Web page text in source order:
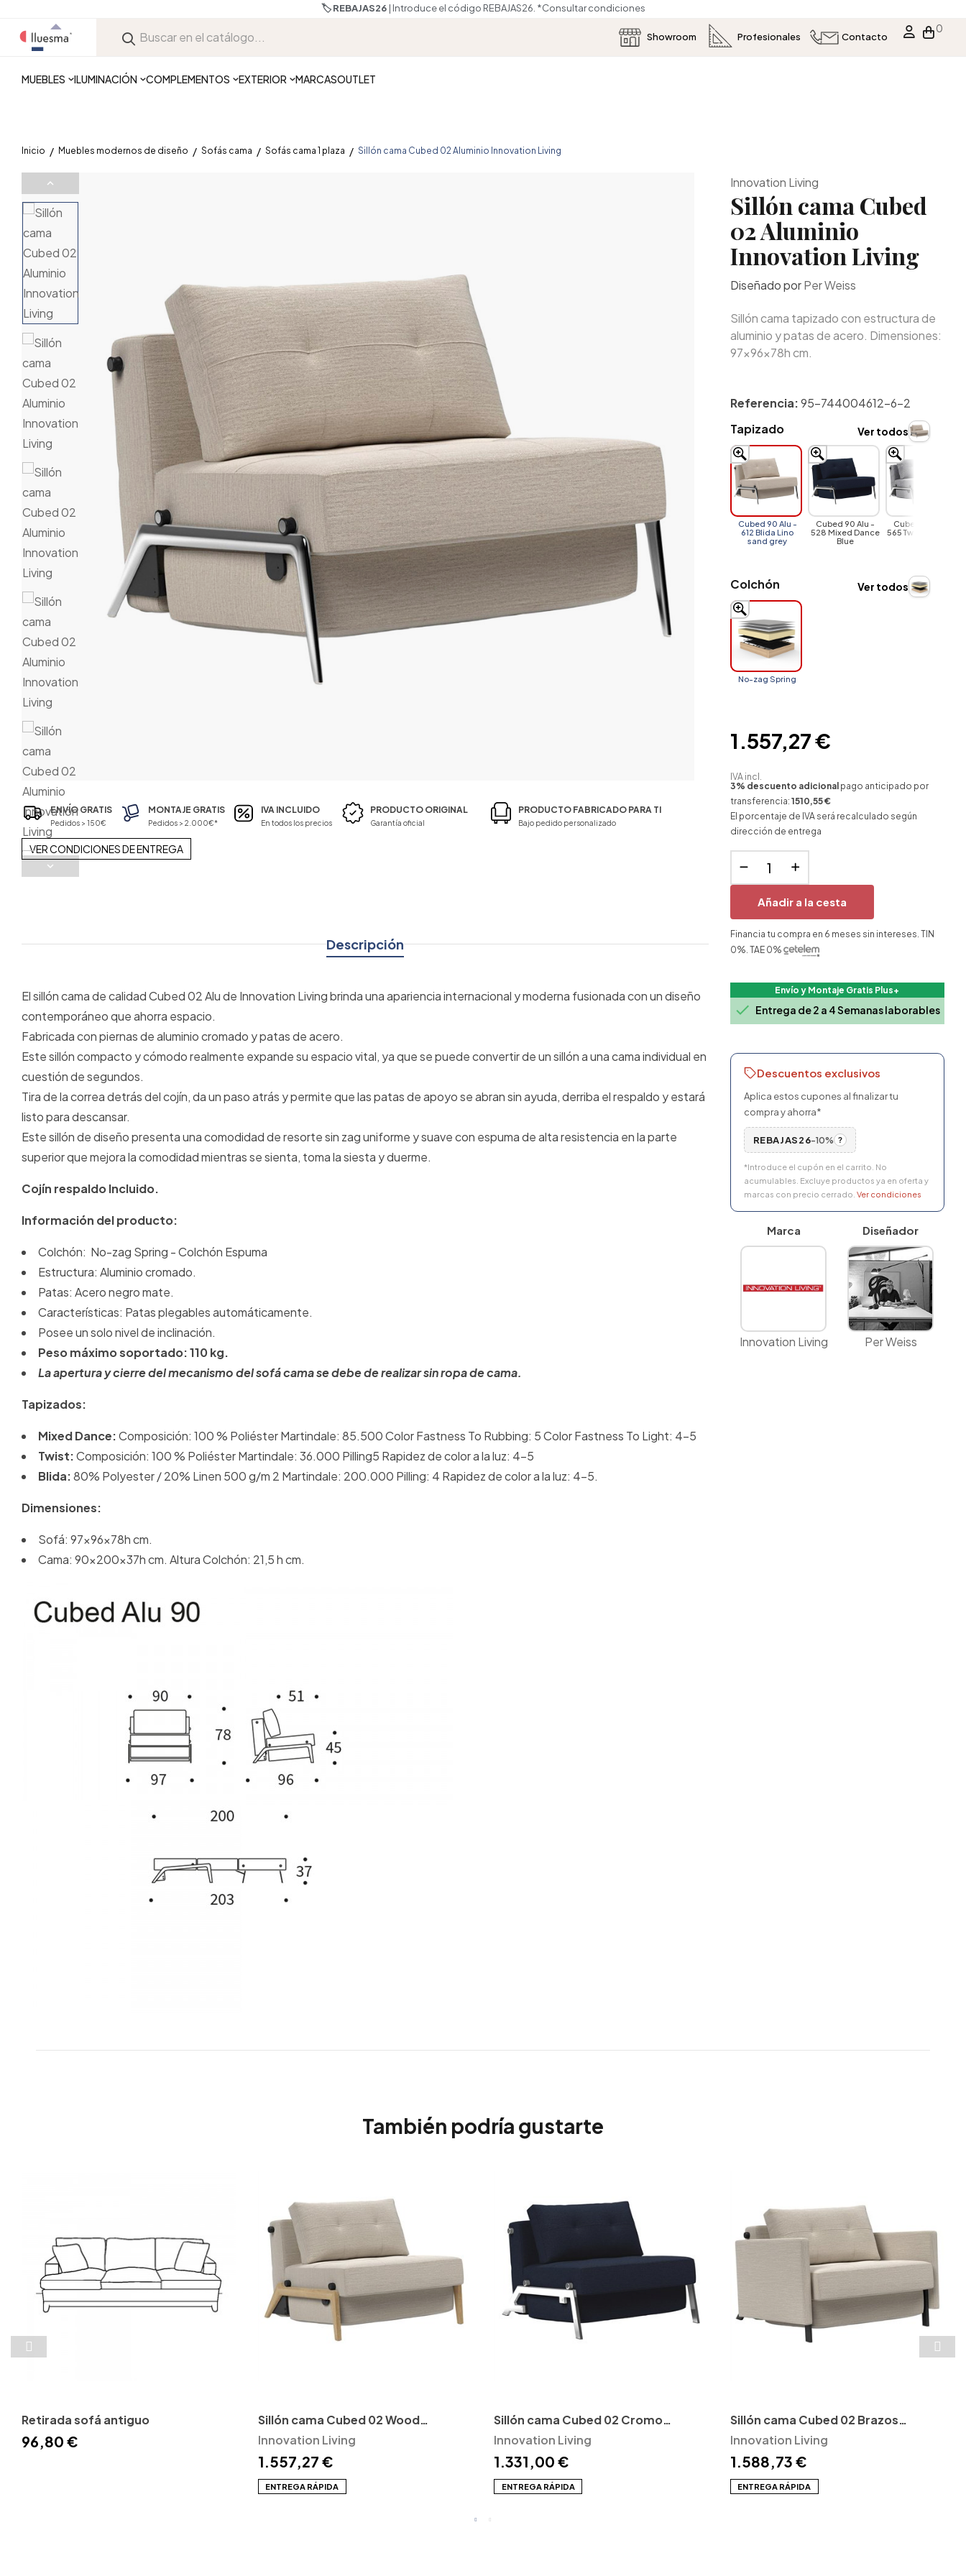
🏷️ REBAJAS26| Introduce el código REBAJAS26. *Consultar condiciones
Showroom Profesionales Contacto
0
MUEBLES ILUMINACIÓN COMPLEMENTOS EXTERIOR MARCASOUTLET
Inicio Muebles modernos de diseño Sofás cama Sofás cama 1 plaza Sillón cama Cubed 02 Aluminio Innovation Living
ENVÍO GRATIS
Pedidos > 150€
MONTAJE GRATIS
Pedidos > 2.000€*
IVA INCLUIDO
En todos los precios
PRODUCTO ORIGINAL
Garantía oficial
PRODUCTO FABRICADO PARA TI
Bajo pedido personalizado
VER CONDICIONES DE ENTREGA
Descripción
El sillón cama de calidad Cubed 02 Alu de Innovation Living brinda una apariencia internacional y moderna fusionada con un diseño
contemporáneo que ahorra espacio.
Fabricada con piernas de aluminio cromado y patas de acero.
Este sillón compacto y cómodo realmente expande su espacio vital, ya que se puede convertir de un sillón a una cama individual en
cuestión de segundos.
Tira de la correa detrás del cojín, da un paso atrás y permite que las patas de apoyo se abran sin ayuda, derriba el respaldo y estará
listo para descansar.
Este sillón de diseño presenta una comodidad de resorte sin zag uniforme y suave con espuma de alta resistencia en la parte
superior que mejora la comodidad mientras se sienta, toma la siesta y duerme.
Cojín respaldo Incluido.
Información del producto:
Colchón: No-zag Spring - Colchón Espuma
Estructura: Aluminio cromado.
Patas: Acero negro mate.
Características: Patas plegables automáticamente.
Posee un solo nivel de inclinación.
Peso máximo soportado: 110 kg.
La apertura y cierre del mecanismo del sofá cama se debe de realizar sin ropa de cama.
Tapizados:
Mixed Dance:Composición: 100 % Poliéster Martindale: 85.500 Color Fastness To Rubbing: 5 Color Fastness To Light: 4-5
Twist:Composición: 100 % Poliéster Martindale: 36.000 Pilling5 Rapidez de color a la luz: 4-5
Blida:80% Polyester / 20% Linen 500 g/m 2 Martindale: 200.000 Pilling: 4 Rapidez de color a la luz: 4-5.
Dimensiones:
Sofá: 97x96x78h cm.
Cama: 90x200x37h cm. Altura Colchón: 21,5 h cm.
Innovation Living
Sillón cama Cubed
02 Aluminio
Innovation Living
Diseñado porPer Weiss
Sillón cama tapizado con estructura de
aluminio y patas de acero. Dimensiones:
97x96x78h cm.
Referencia:95-744004612-6-2
Tapizado
Cubed 90 Alu -
612 Blida Lino
sand grey
Cubed 90 Alu -
528 Mixed Dance
Blue
Cubed 90 Alu -
565 Twist-Granite
Ver todos
Colchón
No-zag Spring
Ver todos
1.557,27 €
IVA incl.
3% descuento adicional pago anticipado por
transferencia: 1510,55 €
El porcentaje de IVA será recalculado según
dirección de entrega
Añadir a la cesta
Financia tu compra en 6 meses sin intereses. TIN
0%. TAE 0%
Envío y Montaje Gratis Plus+
 Entrega de 2 a 4 Semanas laborables
Descuentos exclusivos
Aplica estos cupones al finalizar tu
compra y ahorra*
REBAJAS26-10% ?
*Introduce el cupón en el carrito. No
acumulables. Excluye productos ya en oferta y
marcas con precio cerrado. Ver condiciones
Marca
Innovation Living
Diseñador
Per Weiss
También podría gustarte
Retirada sofá antiguo
96,80 €
Sillón cama Cubed 02 Wood
Innovation Living
Innovation Living
1.557,27 €
ENTREGA RÁPIDA
Sillón cama Cubed 02 Cromo
Innovation Living
Innovation Living
1.331,00 €
ENTREGA RÁPIDA
Sillón cama Cubed 02 Brazos
Innovation Living
Innovation Living
1.588,73 €
ENTREGA RÁPIDA